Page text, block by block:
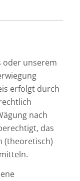
oder unserem
erfolgt durch
nach
das
(theoretisch)